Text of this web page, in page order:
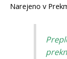
Narejeno v